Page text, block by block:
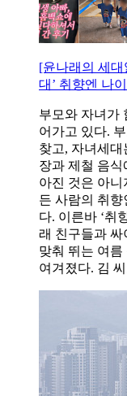
[윤나래의 세대
대’ 취향엔 나
부모와 자녀가
어가고 있다.
찾고, 자녀세대
장과 제철 음
아진 것은 아니
든 사람의 취
다. 이른바 ‘취
래 친구들과 싸
맞춰 뛰는 여
여겨졌다. 김